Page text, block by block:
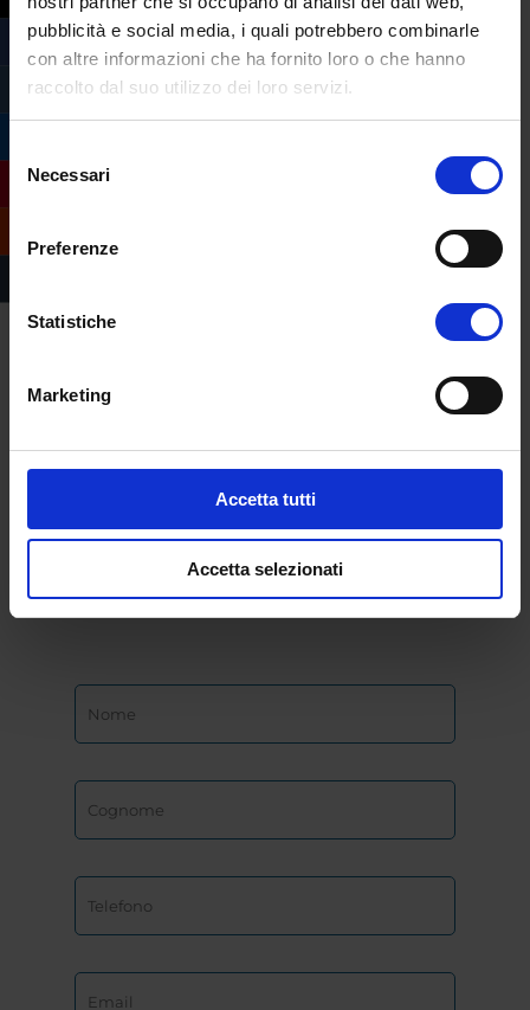
pubblicità e social media, i quali potrebbero combinarle
con altre informazioni che ha fornito loro o che hanno
raccolto dal suo utilizzo dei loro servizi.
delNecessari
Preferenze
Statistiche
Marketing
Accetta tutti
Accetta selezionati
Compila il form e
richiedi informazioni
sull’offerta formativa
dell’Università
eCampus